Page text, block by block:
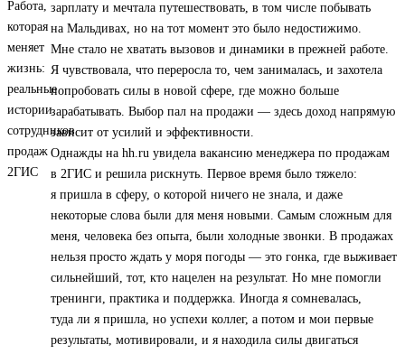
зарплату и мечтала путешествовать, в том числе побывать
на Мальдивах, но на тот момент это было недостижимо.
Мне стало не хватать вызовов и динамики в прежней работе.
Я чувствовала, что переросла то, чем занималась, и захотела
попробовать силы в новой сфере, где можно больше
зарабатывать. Выбор пал на продажи — здесь доход напрямую
зависит от усилий и эффективности.
Однажды на hh.ru увидела вакансию менеджера по продажам
в 2ГИС и решила рискнуть. Первое время было тяжело:
я пришла в сферу, о которой ничего не знала, и даже
некоторые слова были для меня новыми. Самым сложным для
меня, человека без опыта, были холодные звонки. В продажах
нельзя просто ждать у моря погоды — это гонка, где выживает
сильнейший, тот, кто нацелен на результат. Но мне помогли
тренинги, практика и поддержка. Иногда я сомневалась,
туда ли я пришла, но успехи коллег, а потом и мои первые
результаты, мотивировали, и я находила силы двигаться